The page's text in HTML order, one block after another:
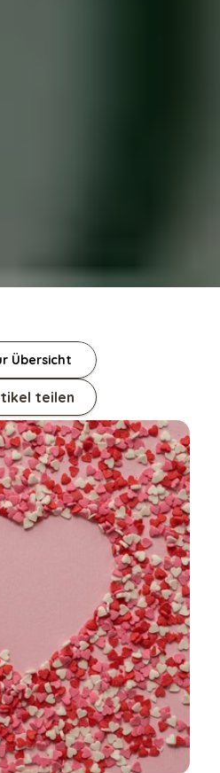
Übersicht
teilen